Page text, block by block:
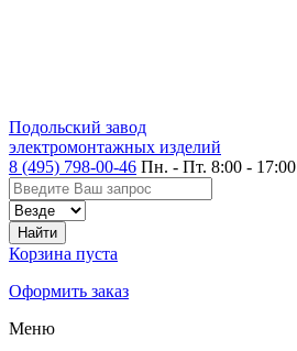
Подольский завод
электромонтажных изделий
8 (495) 798-00-46 Пн. - Пт. 8:00 - 17:00
Корзина пуста
Оформить заказ
Меню